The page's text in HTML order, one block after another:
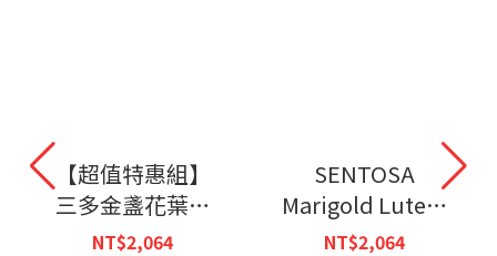
【超值特惠組】
三多金盞花葉黃
素Plus蝦紅素軟
NT$2,064
SENTOSA
Marigold Lutein
Ext. Complex
NT$2,064